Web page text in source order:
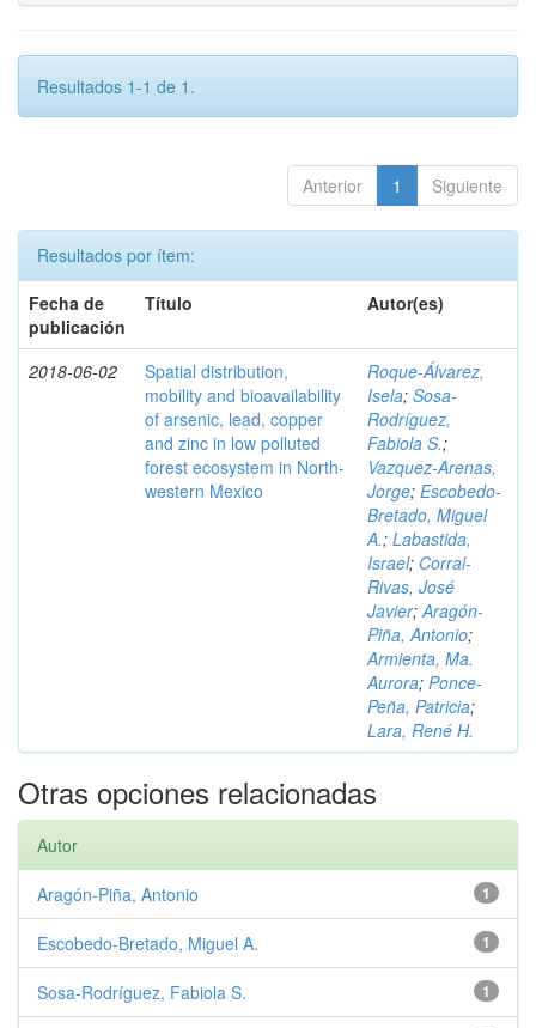
Resultados 1-1 de 1.
Anterior 1 Siguiente
Resultados por ítem:
Fecha de
publicación
Título Autor(es)
2018-06-02
Spatial distribution,
mobility and bioavailability
of arsenic, lead, copper
and zinc in low polluted
forest ecosystem in North-
western Mexico
Roque-Álvarez,
Isela; Sosa-
Rodríguez,
Fabiola S.;
Vazquez-Arenas,
Jorge; Escobedo-
Bretado, Miguel
A.; Labastida,
Israel; Corral-
Rivas, José
Javier;Aragón-
Piña, Antonio;
Armienta, Ma.
Aurora; Ponce-
Peña, Patricia;
Lara, René H.
Otras opciones relacionadas
Autor
1
Aragón-Piña, Antonio
1
Escobedo-Bretado, Miguel A.
1
Sosa-Rodríguez, Fabiola S.